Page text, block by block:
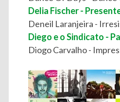
Delia Fischer -
Deneil Laranjeira -
Diego e o Sindicato -
Diogo Carvalho -